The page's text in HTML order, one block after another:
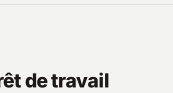
de travail